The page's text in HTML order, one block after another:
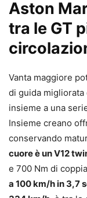
Aston
tra le GT
Vanta maggiore
di guida
insieme a una
Insieme creano
conservando
cuore è un V12
e 700 Nm di
a 100 km/h in 3,7